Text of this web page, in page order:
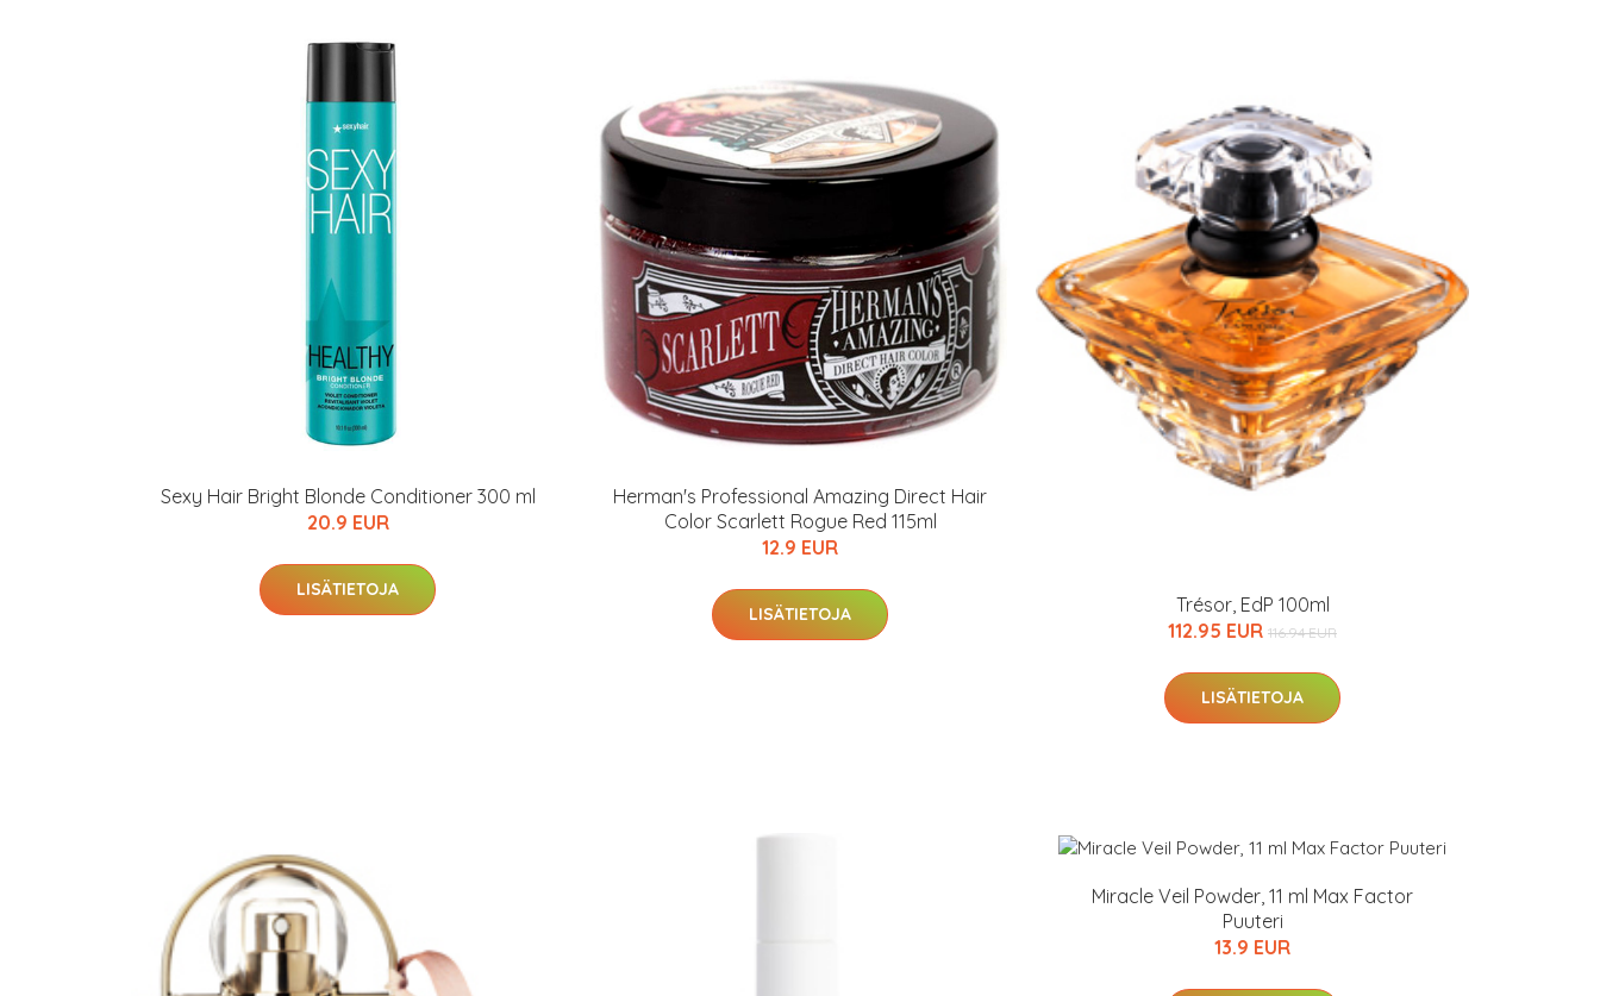
Sexy Hair Bright Blonde Conditioner 300 ml
20.9 EUR
LISÄTIETOJA
Herman's Professional Amazing Direct Hair
Color Scarlett Rogue Red 115ml
12.9 EUR
LISÄTIETOJA
Trésor, EdP 100ml
112.95 EUR 116.94 EUR
LISÄTIETOJA
Miracle Veil Powder, 11 ml Max Factor
Puuteri
13.9 EUR